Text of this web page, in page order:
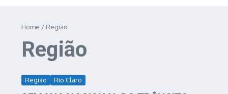
Home / Região
Região
Região Rio Claro